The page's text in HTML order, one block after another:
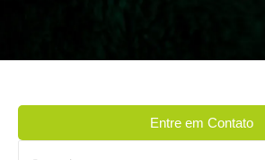
Entre em Contato